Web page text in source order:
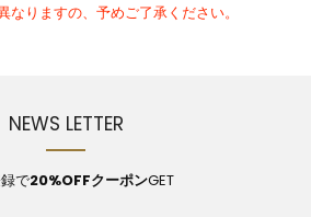
なりますの、予めご了承ください。
NEWS LETTER
で20%OFFクーポンGET